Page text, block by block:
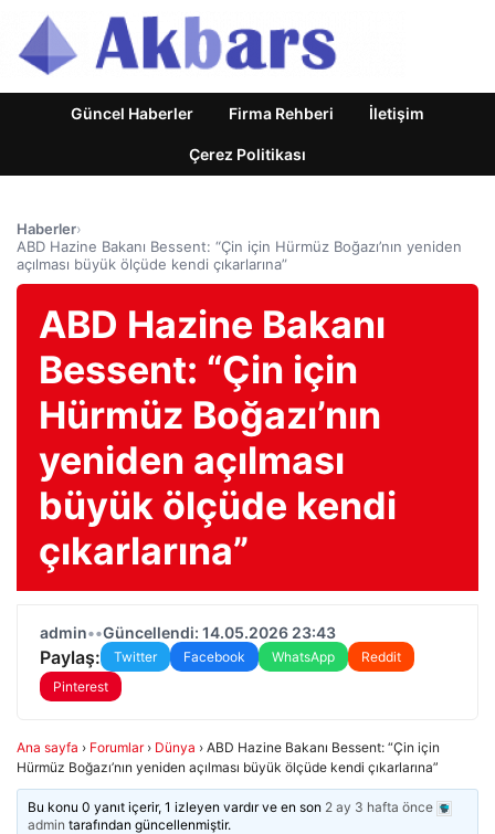
Güncel Haberler Firma Rehberi İletişim
Çerez Politikası
Haberler›
ABD Hazine Bakanı Bessent: “Çin için Hürmüz Boğazı’nın yeniden
açılması büyük ölçüde kendi çıkarlarına”
ABD Hazine Bakanı
Bessent: “Çin için
Hürmüz Boğazı’nın
yeniden açılması
büyük ölçüde kendi
çıkarlarına”
admin••Güncellendi: 14.05.2026 23:43
Paylaş: Twitter Facebook WhatsApp
Reddit
Pinterest
Ana sayfa › Forumlar › Dünya › ABD Hazine Bakanı Bessent: “Çin için
Hürmüz Boğazı’nın yeniden açılması büyük ölçüde kendi çıkarlarına”
Bu konu 0 yanıt içerir, 1 izleyen vardır ve en son 2 ay 3 hafta önce
admin tarafından güncellenmiştir.